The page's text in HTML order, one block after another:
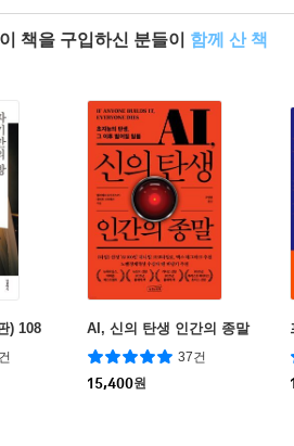
이 책을 구입하신 분들이 함께 산 책
) 108 AI, 신의 탄생 인간의 종말
37건
15,400원